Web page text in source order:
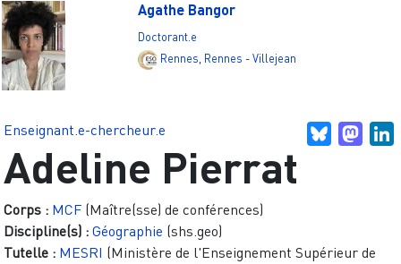
Agathe Bangor
Doctorant.e
Rennes Rennes - Villejean
Bluesky
Enseignant.e-chercheur.e
Adeline Pierrat
Corps : MCF (Maître(sse) de conférences)
Discipline(s) : Géographie (shs.geo)
Tutelle : MESRI (Ministère de l'Enseignement Supérieur de